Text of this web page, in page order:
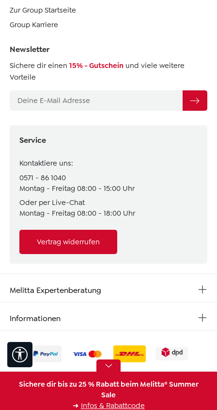
Service
Kontaktiere uns:
0571 - 86 1040
Montag - Freitag 08:00 - 15:00 Uhr
Oder per Live-Chat
Montag - Freitag 08:00 - 18:00 Uhr
Vertrag widerrufen
Melitta Expertenberatung
Informationen
Zur Group Startseite
Group Karriere
Newsletter
Sichere dir einen 15% - Gutschein und viele weitere
Vorteile
Werkzeugleiste anzeigen
Sichere dir bis zu 25 % Rabatt beim Melitta® Summer
Sale
➜ Infos & Rabattcode